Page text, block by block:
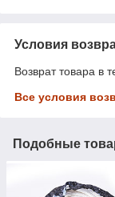
Условия
Возврат товара в
Все условия
Подобные